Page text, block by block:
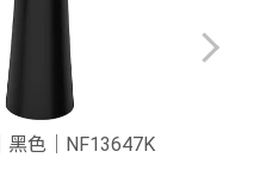
黑色｜NF13647K